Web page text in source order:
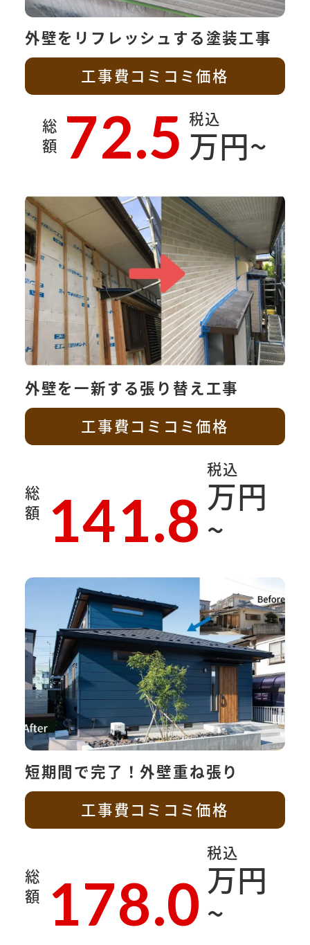
外壁をリフレッシュする塗装工事
工事費コミコミ価格
総
額 72.5 税込
万円~
外壁を一新する張り替え工事
工事費コミコミ価格
総
額 141.8
税込
万円
~
短期間で完了！外壁重ね張り
工事費コミコミ価格
総
額 178.0
税込
万円
~